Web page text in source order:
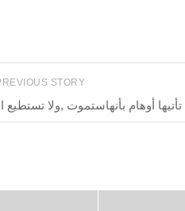
STORY
تأتيها أوهام بأنهاستموت ,ولا تستطيع